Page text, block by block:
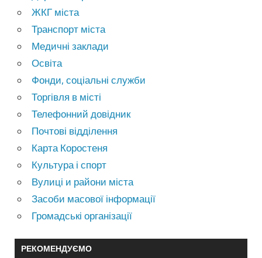
ЖКГ міста
Транспорт міста
Медичні заклади
Освіта
Фонди, соціальні служби
Торгівля в місті
Телефонний довідник
Почтові відділення
Карта Коростеня
Культура і спорт
Вулиці и райони міста
Засоби масової інформації
Громадські організації
РЕКОМЕНДУЄМО